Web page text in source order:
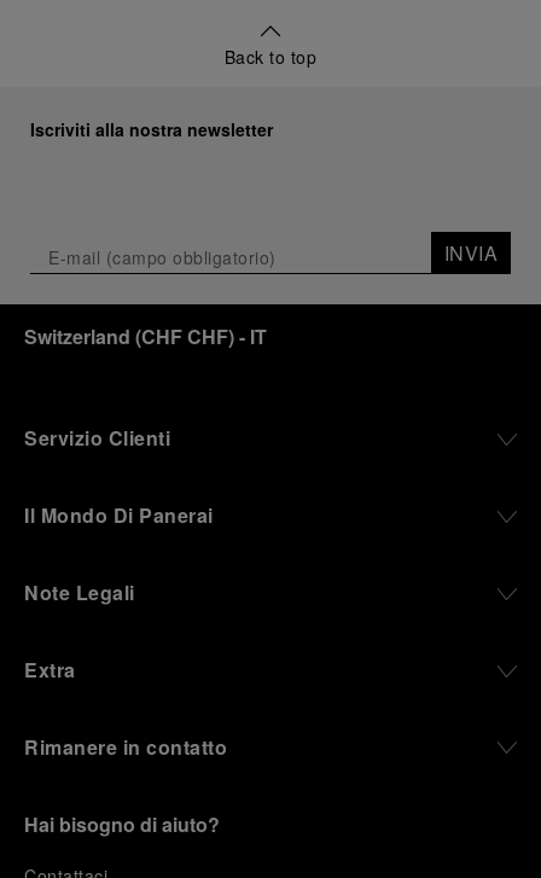
Back to top
Iscriviti alla nostra newsletter
INVIA
Switzerland (CHF CHF)- IT
Servizio Clienti
Il Mondo Di Panerai
Note Legali
Extra
Rimanere in contatto
Hai bisogno di aiuto?